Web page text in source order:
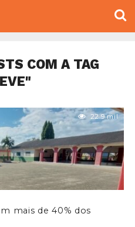
COM A TAG
22.9 mil
mais de 40% dos